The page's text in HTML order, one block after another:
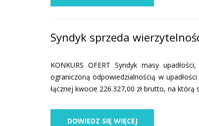
Syndyk sprzeda
KONKURS OFERT Syndyk masy
ograniczoną odpowiedzialnością w
łącznej kwocie 226.327,00 zł brutto, na którą
DOWIEDZ SIĘ WIĘCEJ